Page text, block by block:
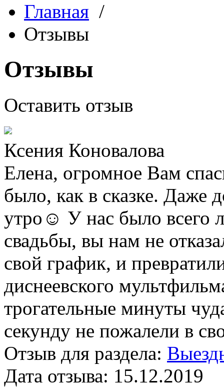
Главная /
Отзывы
Отзывы
Оставить отзыв
Ксения Коновалова
Елена, огромное Вам
было, как в сказке. Даже
утро☺ У нас было всего
свадьбы, вы нам не
свой график, и
диснеевского
трогательные минуты
секунду не пожалели в
Отзыв для раздела:
Дата отзыва: 15.12.2019